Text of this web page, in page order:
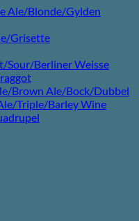
Ale/Blonde/Gylden
Grisette
Berliner Weisse
Brown Ale/Bock/Dubbel
Triple/Barley Wine